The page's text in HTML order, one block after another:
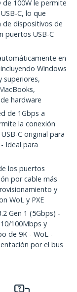
de 100W le permite
C, lo que
de dispositivos de
puertos USB-C
en
Windows
superiores,
hardware
de 1Gbps a
la conexión
C original para
Ideal para
los puertos
por cable más
y
WoL y PXE
Gen 1 (5Gbps) -
100Mbps y
de 9K - WoL -
por el bus